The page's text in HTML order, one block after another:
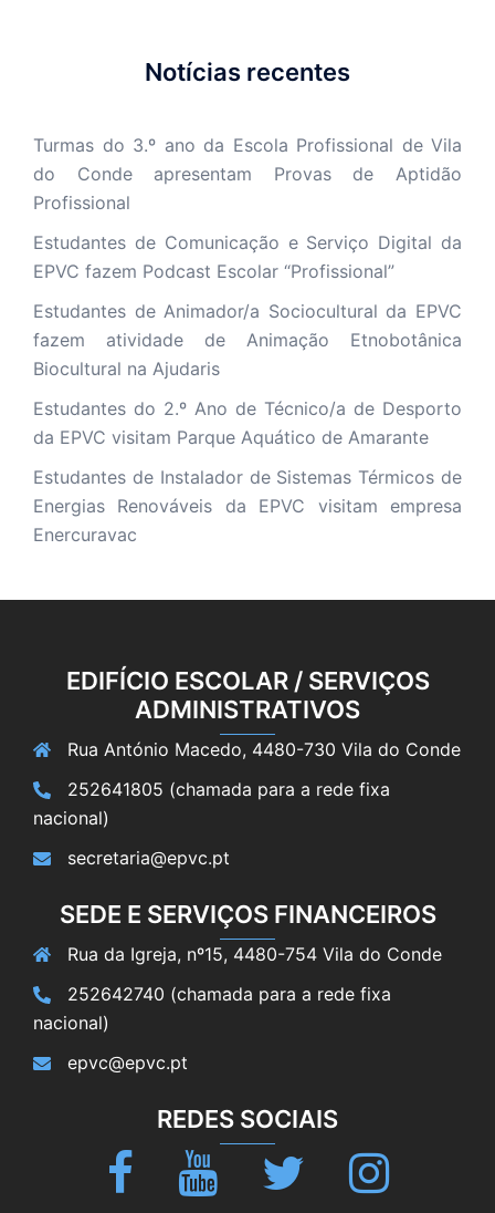
Notícias recentes
Turmas do 3.º ano da Escola Profissional de Vila
do Conde apresentam Provas de Aptidão
Profissional
Estudantes de Comunicação e Serviço Digital da
EPVC fazem Podcast Escolar “Profissional”
Estudantes de Animador/a Sociocultural da EPVC
fazem atividade de Animação Etnobotânica
Biocultural na Ajudaris
Estudantes do 2.º Ano de Técnico/a de Desporto
da EPVC visitam Parque Aquático de Amarante
Estudantes de Instalador de Sistemas Térmicos de
Energias Renováveis da EPVC visitam empresa
Enercuravac
EDIFÍCIO ESCOLAR / SERVIÇOS
ADMINISTRATIVOS
Rua António Macedo, 4480-730 Vila do Conde
252641805 (chamada para a rede fixa
nacional)
secretaria@epvc.pt
SEDE E SERVIÇOS FINANCEIROS
Rua da Igreja, nº15, 4480-754 Vila do Conde
252642740 (chamada para a rede fixa
nacional)
epvc@epvc.pt
REDES SOCIAIS
Facebook Youtube Twitter Instagram